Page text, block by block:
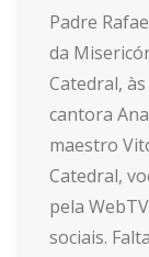
Padre
da
Catedral,
cantora
maestro
Catedral,
pela
sociais.